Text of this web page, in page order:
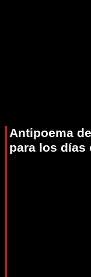
Antipoema
para los días